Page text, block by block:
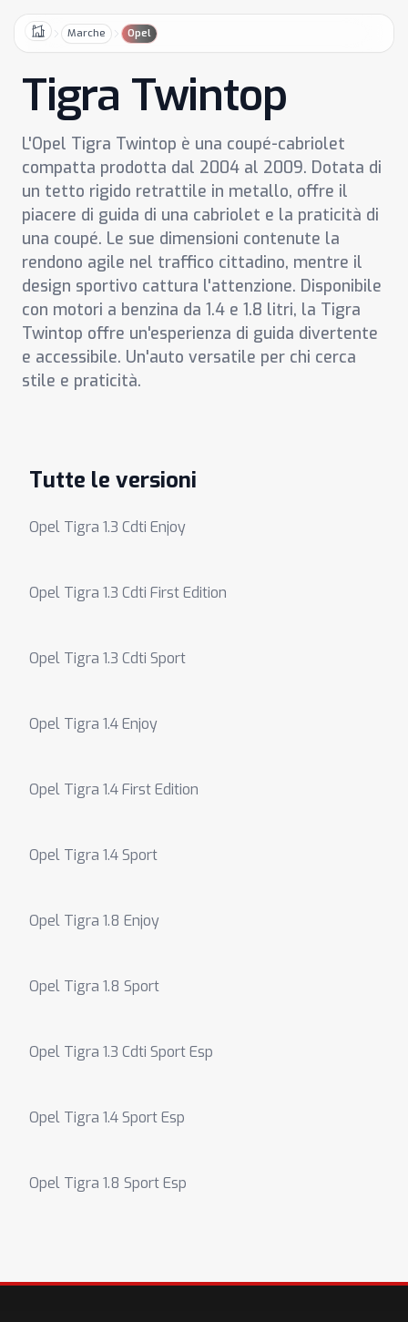
HomeMarche Opel
Tigra Twintop
L'Opel Tigra Twintop è una coupé-cabriolet
compatta prodotta dal 2004 al 2009. Dotata di
un tetto rigido retrattile in metallo, offre il
piacere di guida di una cabriolet e la praticità di
una coupé. Le sue dimensioni contenute la
rendono agile nel traffico cittadino, mentre il
design sportivo cattura l'attenzione. Disponibile
con motori a benzina da 1.4 e 1.8 litri, la Tigra
Twintop offre un'esperienza di guida divertente
e accessibile. Un'auto versatile per chi cerca
stile e praticità.
Tutte le versioni
Opel Tigra 1.3 Cdti Enjoy
Opel Tigra 1.3 Cdti First Edition
Opel Tigra 1.3 Cdti Sport
Opel Tigra 1.4 Enjoy
Opel Tigra 1.4 First Edition
Opel Tigra 1.4 Sport
Opel Tigra 1.8 Enjoy
Opel Tigra 1.8 Sport
Opel Tigra 1.3 Cdti Sport Esp
Opel Tigra 1.4 Sport Esp
Opel Tigra 1.8 Sport Esp